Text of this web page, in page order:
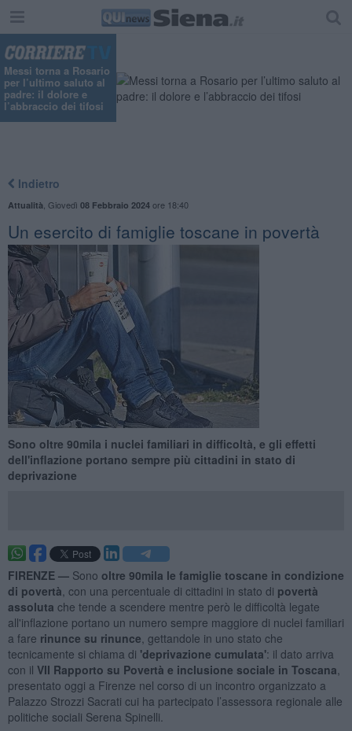
Messi torna a Rosario
per l’ultimo saluto al
padre: il dolore e
l’abbraccio dei tifosi
Indietro
Attualità Giovedì 08 Febbraio 2024ore 18:40
Un esercito di famiglie toscane in povertà
Sono oltre 90mila i nuclei familiari in difficoltà, e gli effetti
dell'inflazione portano sempre più cittadini in stato di
deprivazione
FIRENZE — Sono oltre 90mila le famiglie toscane in condizione
di povertà , con una percentuale di cittadini in stato di povertà
assoluta che tende a scendere mentre però le difficoltà legate
all'inflazione portano un numero sempre maggiore di nuclei familiari
a fare rinunce su rinunce , gettandole in uno stato che
tecnicamente si chiama di 'deprivazione cumulata': il dato arriva
con il VII Rapporto su Povertà e inclusione sociale in Toscana
presentato oggi a Firenze nel corso di un incontro organizzato a
Palazzo Strozzi Sacrati cui ha partecipato l’assessora regionale alle
politiche sociali Serena Spinelli.